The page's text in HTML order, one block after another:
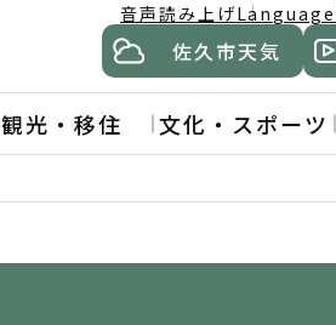
音声読み上げLanguage
佐久市天気
観光・移住 文化・スポーツ